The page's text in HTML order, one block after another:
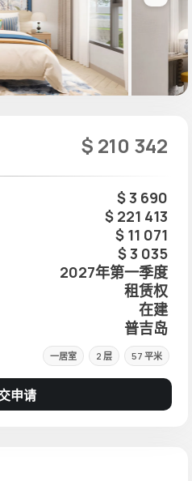
$ 210 342
$ 3 690
$ 221 413
$ 11 071
$ 3 035
2027年第一季度
租赁权
在建
普吉岛
一居室 2 层 57 平米
申请